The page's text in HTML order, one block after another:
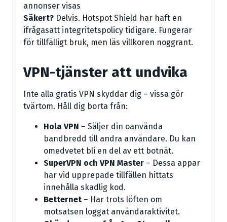
annonser visas
Säkert? Delvis. Hotspot Shield har haft en
ifrågasatt integritetspolicy tidigare. Fungerar
för tillfälligt bruk, men läs villkoren noggrant.
VPN-tjänster att undvika
Inte alla gratis VPN skyddar dig – vissa gör
tvärtom. Håll dig borta från:
Hola VPN – Säljer din oanvända
bandbredd till andra användare. Du kan
omedvetet bli en del av ett botnät.
SuperVPN och VPN Master – Dessa appar
har vid upprepade tillfällen hittats
innehålla skadlig kod.
Betternet – Har trots löften om
motsatsen loggat användaraktivitet.